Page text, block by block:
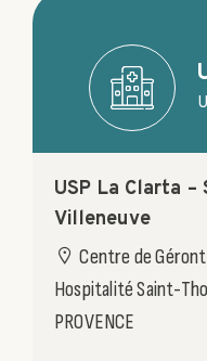
USP La Clarta
Villeneuve
Centre de
Hospitalité Saint-
PROVENCE